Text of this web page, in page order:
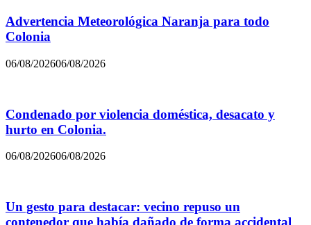
Advertencia Meteorológica Naranja para todo
Colonia
06/08/202606/08/2026
Condenado por violencia doméstica, desacato y
hurto en Colonia.
06/08/202606/08/2026
Un gesto para destacar: vecino repuso un
contenedor que había dañado de forma accidental